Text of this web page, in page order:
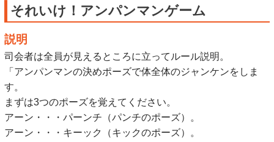
それいけ！アンパンマンゲーム
説明
司会者は全員が見えるところに立ってルール説明。
「アンパンマンの決めポーズで体全体のジャンケンをしま
す。
まずは3つのポーズを覚えてください。
アーン・・・パーンチ（パンチのポーズ）。
アーン・・・キーック（キックのポーズ）。